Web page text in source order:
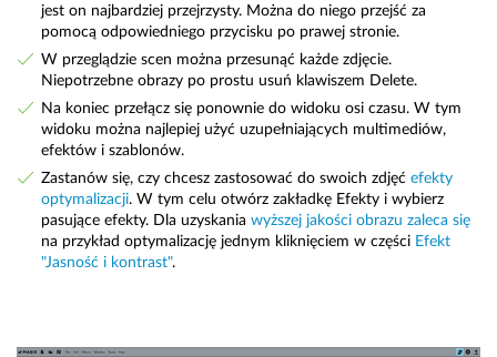
jest on najbardziej przejrzysty. Można do niego przejść za
pomocą odpowiedniego przycisku po prawej stronie.
W przeglądzie scen można przesunąć każde zdjęcie.
Niepotrzebne obrazy po prostu usuń klawiszem Delete.
Na koniec przełącz się ponownie do widoku osi czasu. W tym
widoku można najlepiej użyć uzupełniających multimediów,
efektów i szablonów.
Zastanów się, czy chcesz zastosować do swoich zdjęć efekty
optymalizacji. W tym celu otwórz zakładkę Efekty i wybierz
pasujące efekty. Dla uzyskania wyższej jakości obrazu zaleca się
na przykład optymalizację jednym kliknięciem w części Efekt
"Jasność i kontrast".